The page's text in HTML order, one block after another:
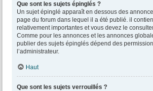
Que sont les sujets épinglés ?
Un sujet épinglé apparaît en dessous des
page du forum dans lequel il a été publié. il
relativement importantes et vous devez le
Comme pour les annonces et les annonces
publier des sujets épinglés dépend des
l’administrateur.
Haut
Que sont les sujets verrouillés ?